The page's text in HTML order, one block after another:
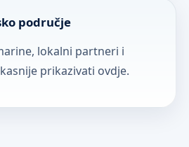
područje
lokalni partneri i
prikazivati ovdje.